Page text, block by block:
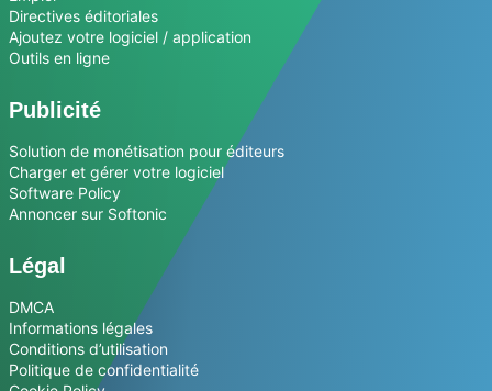
Directives éditoriales
Ajoutez votre logiciel / application
Outils en ligne
Publicité
Solution de monétisation pour éditeurs
Charger et gérer votre logiciel
Software Policy
Annoncer sur Softonic
Légal
DMCA
Informations légales
Conditions d’utilisation
Politique de confidentialité